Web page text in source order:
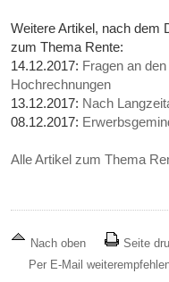
Weitere Artikel, nach dem
zum Thema Rente:
14.12.2017: Fragen an
Hochrechnungen
13.12.2017: Nach
08.12.2017:
Alle Artikel zum Thema
Nach oben
Seite
Per E-Mail